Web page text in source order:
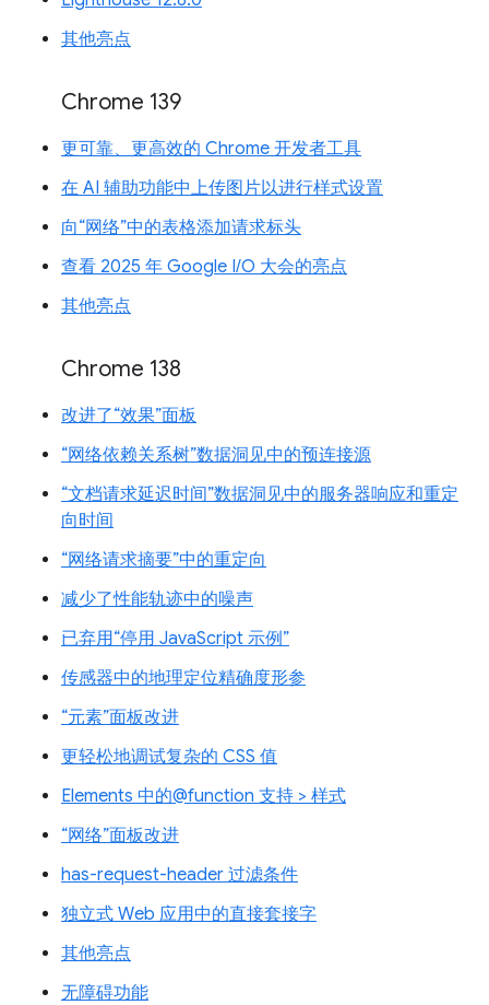
其他亮点
Chrome 139
更可靠、更高效的 Chrome 开发者工具
在 AI 辅助功能中上传图片以进行样式设置
向“网络”中的表格添加请求标头
查看 2025 年 Google I/O 大会的亮点
其他亮点
Chrome 138
改进了“效果”面板
“网络依赖关系树”数据洞见中的预连接源
“文档请求延迟时间”数据洞见中的服务器响应和重定
向时间
“网络请求摘要”中的重定向
减少了性能轨迹中的噪声
已弃用“停用 JavaScript 示例”
传感器中的地理定位精确度形参
“元素”面板改进
更轻松地调试复杂的 CSS 值
Elements 中的@function 支持 > 样式
“网络”面板改进
has-request-header 过滤条件
独立式 Web 应用中的直接套接字
其他亮点
无障碍功能